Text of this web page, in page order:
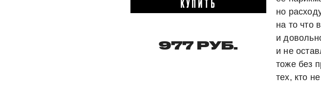
977 РУБ.
но
на то что
и
и не
тоже без
тех, кто